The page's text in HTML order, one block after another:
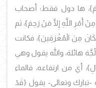
ها دول فقط؛ أصحاب
أَمْرِ اللَّهِ إِلَّا مَنْ رَحِمَ}، ثم
مِنَ الْمُغْرَقِينَ}، فكانت
هائلة، والله يقول وهي
أي من ارتفاعه، فالماء
-تبارك وتعالى- يقول {قَدْ